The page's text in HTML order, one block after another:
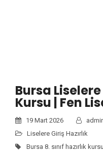
Bursa Liselere
Kursu | Fen
19 Mart 2026
Liselere Giriş Hazırlık
Bursa 8. sınıf hazırlık kursu